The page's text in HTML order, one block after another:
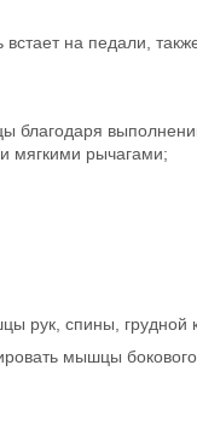
встает на педали,
благодаря
мягкими рычагами;
рук, спины, грудной
мышцы